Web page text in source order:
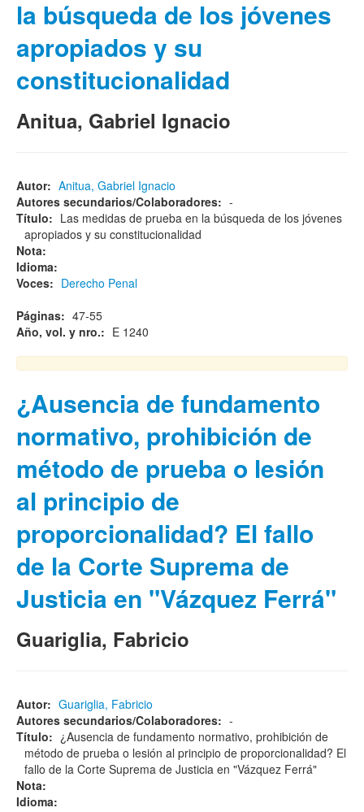
la búsqueda de los jóvenes
apropiados y su
constitucionalidad
Anitua, Gabriel Ignacio
Autor: Anitua, Gabriel Ignacio
Autores secundarios/Colaboradores: -
Título: Las medidas de prueba en la búsqueda de los jóvenes
apropiados y su constitucionalidad
Nota:
Idioma:
Voces: Derecho Penal
Páginas: 47-55
Año, vol. y nro.: E 1240
¿Ausencia de fundamento
normativo, prohibición de
método de prueba o lesión
al principio de
proporcionalidad? El fallo
de la Corte Suprema de
Justicia en "Vázquez Ferrá"
Guariglia, Fabricio
Autor: Guariglia, Fabricio
Autores secundarios/Colaboradores: -
Título: ¿Ausencia de fundamento normativo, prohibición de
método de prueba o lesión al principio de proporcionalidad? El
fallo de la Corte Suprema de Justicia en "Vázquez Ferrá"
Nota:
Idioma: